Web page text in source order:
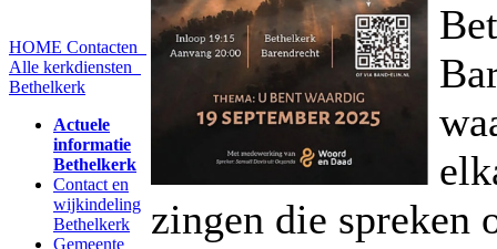
HOME Contacten
Alle kerkdiensten
Bethelkerk
Actuele
informatie
Bethelkerk
Contact en
wijkindeling
Bethelkerk
Gemeente
zingen die spreken